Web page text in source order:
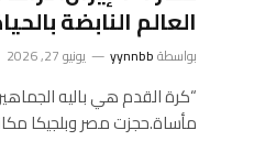
العالم النابضة
بواسطةyynnbb يونيو 27, 2026
“كرة القدم هي باليه
مأساة.حجزت مصر وبلجيكا